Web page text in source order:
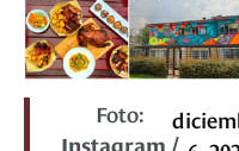
Foto:
Instagram /